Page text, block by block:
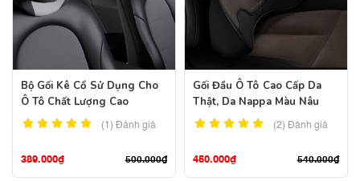
Bộ Gối Kê Cổ Sử Dụng Cho
Ô Tô Chất Lượng Cao
(1)Đánh giá
500.000₫
389.000₫
Gối Đầu Ô Tô Cao Cấp Da
Thật, Da Nappa Màu Nâu
(2)Đánh giá
540.000₫
450.000₫